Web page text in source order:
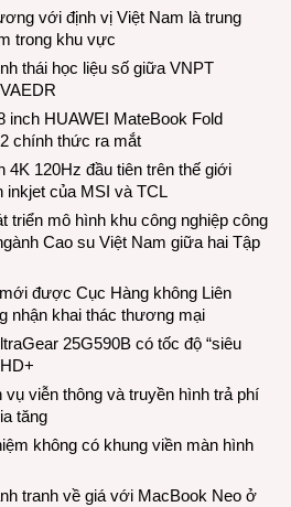
với định vị Việt Nam là trung
trong khu vực
thái học liệu số giữa VNPT
inch HUAWEI MateBook Fold
chính thức ra mắt
4K 120Hz đầu tiên trên thế giới
inkjet của MSI và TCL
triển mô hình khu công nghiệp công
Cao su Việt Nam giữa hai Tập
được Cục Hàng không Liên
nhận khai thác thương mại
25G590B có tốc độ “siêu
vụ viễn thông và truyền hình trả phí
tăng
không có khung viền màn hình
tranh về giá với MacBook Neo ở